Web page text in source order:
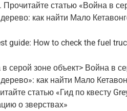
статью «Война в
как найти Мало
серой зоне объект> Война в
как найти Мало
статью «Гид по квесту
о зверствах»